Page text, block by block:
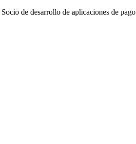
Socio de desarrollo de aplicaciones de pago